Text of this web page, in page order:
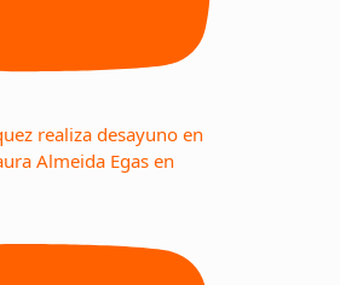
realiza desayuno en
Almeida Egas en